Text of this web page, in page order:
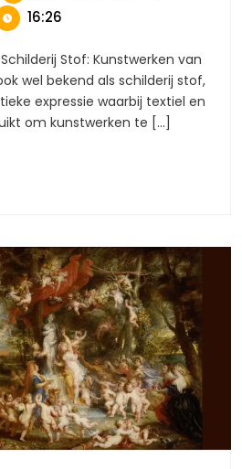
Schilderij
Stof:
Textielkunst
In
16:26
wel bekend als schilderij stof,
expressie waarbij textiel en
om kunstwerken te [...]